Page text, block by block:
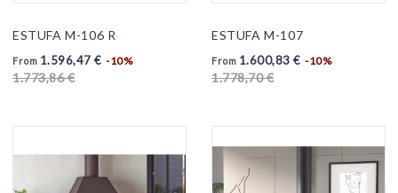
ESTUFA M-106 R
From 1.596,47 € -10%
1.773,86 €
ESTUFA M-107
From 1.600,83 € -10%
1.778,70 €